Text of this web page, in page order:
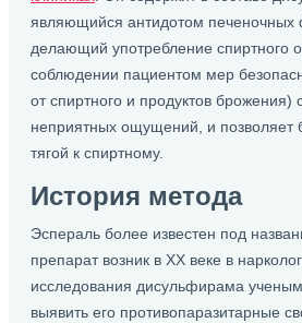
являющийся антидотом печеночных
делающий употребление спиртного
соблюдении пациентом мер
от спиртного и продуктов брожения)
неприятных ощущений, и позволяет
тягой к спиртному.
История метода
Эспераль более известен под
препарат возник в ХХ веке в
исследования дисульфирама
выявить его противопаразитарные